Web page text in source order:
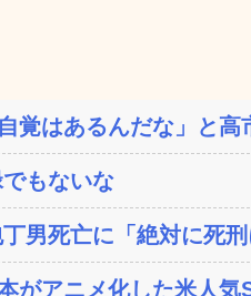
覚はあるんだな」と高
もないな
男死亡に「絶対に死
がアニメ化した米人気